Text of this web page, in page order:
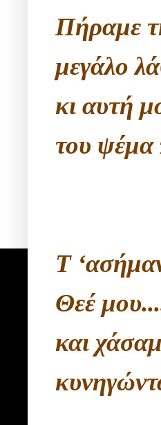
Πήραμε
μεγάλο
κι αυτή
του ψέμα
Τ
Θεέ
και